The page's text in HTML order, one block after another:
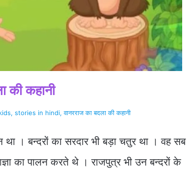
की कहानी
in hindi, वानरराज का बदला की कहानी
। बन्दरों का सरदार भी बड़ा चतुर था । वह सब
का पालन करते थे । राजपुत्र भी उन बन्दरों के